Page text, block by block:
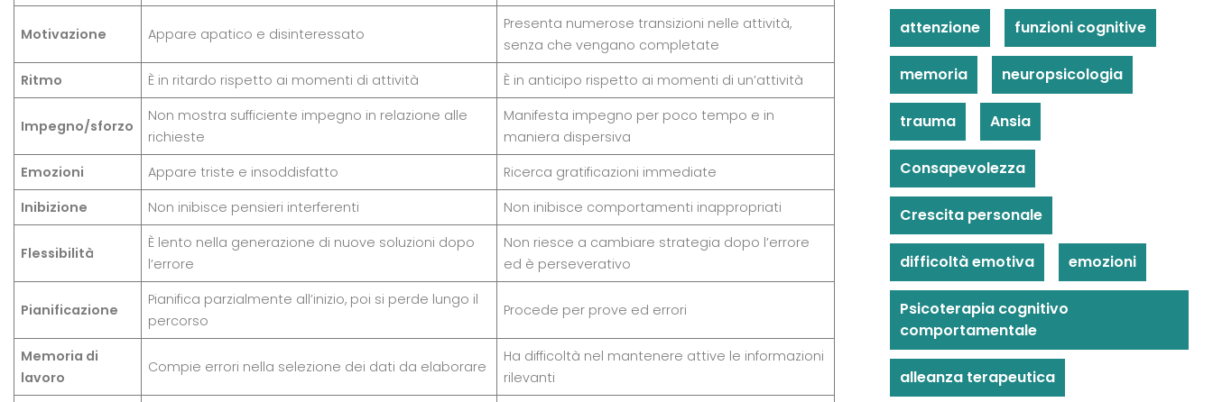
Motivazione Appare apatico e disinteressato
Presenta numerose transizioni nelle attività,
senza che vengano completate
Ritmo
È in ritardo rispetto ai momenti di attività È in anticipo rispetto ai momenti di un’attività
Impegno/sforzo
Non mostra sufficiente impegno in relazione alle
richieste
Manifesta impegno per poco tempo e in
maniera dispersiva
Emozioni
Appare triste e insoddisfatto
Ricerca gratificazioni immediate
Inibizione
Non inibisce pensieri interferenti Non inibisce comportamenti inappropriati
Flessibilità
È lento nella generazione di nuove soluzioni dopo
l’errore
Non riesce a cambiare strategia dopo l’errore
ed è perseverativo
Pianificazione
Pianifica parzialmente all’inizio, poi si perde lungo il
percorso
Procede per prove ed errori
Memoria di
lavoro
Compie errori nella selezione dei dati da elaborare
Ha difficoltà nel mantenere attive le informazioni
rilevanti
attenzione funzioni cognitive
memoria neuropsicologia
trauma Ansia
Consapevolezza
Crescita personale
difficoltà emotiva emozioni
Psicoterapia cognitivo
comportamentale
alleanza terapeutica